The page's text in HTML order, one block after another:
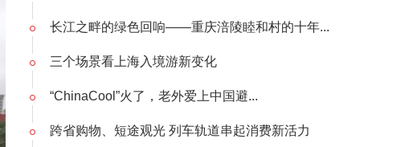
长江之畔的绿色回响——重庆涪陵睦和村的十年...
三个场景看上海入境游新变化
“ChinaCool”火了，老外爱上中国避...
跨省购物、短途观光 列车轨道串起消费新活力